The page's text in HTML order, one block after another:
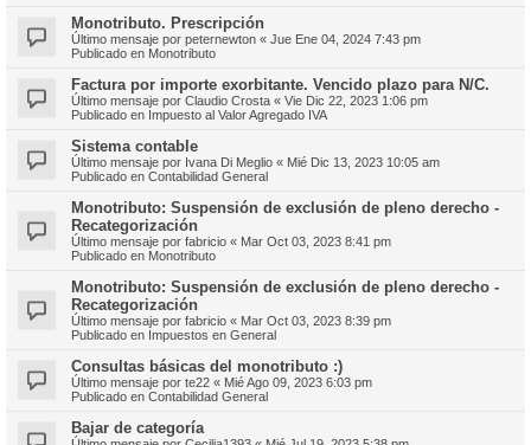
Monotributo. Prescripción
Último mensaje por peternewton « Jue Ene 04, 2024 7:43 pm
Publicado en Monotributo
Factura por importe exorbitante. Vencido plazo para N/C.
Último mensaje por Claudio Crosta « Vie Dic 22, 2023 1:06 pm
Publicado en Impuesto al Valor Agregado IVA
Sistema contable
Último mensaje por Ivana Di Meglio « Mié Dic 13, 2023 10:05 am
Publicado en Contabilidad General
Monotributo: Suspensión de exclusión de pleno derecho -
Recategorización
Último mensaje por fabricio « Mar Oct 03, 2023 8:41 pm
Publicado en Monotributo
Monotributo: Suspensión de exclusión de pleno derecho -
Recategorización
Último mensaje por fabricio « Mar Oct 03, 2023 8:39 pm
Publicado en Impuestos en General
Consultas básicas del monotributo :)
Último mensaje por te22 « Mié Ago 09, 2023 6:03 pm
Publicado en Contabilidad General
Bajar de categoría